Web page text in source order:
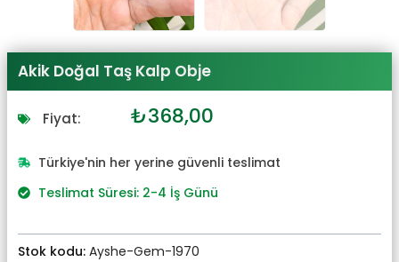
Akik Doğal Taş Kalp Obje
Fiyat: Orijinal
₺405,00.
₺368,00
fiyat:
₺368,00.
Türkiye'nin her yerine güvenli teslimat
Teslimat Süresi: 2-4 İş Günü
Stok kodu: Ayshe-Gem-1970